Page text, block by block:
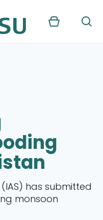
Kurv Søg
has submitted
monsoon